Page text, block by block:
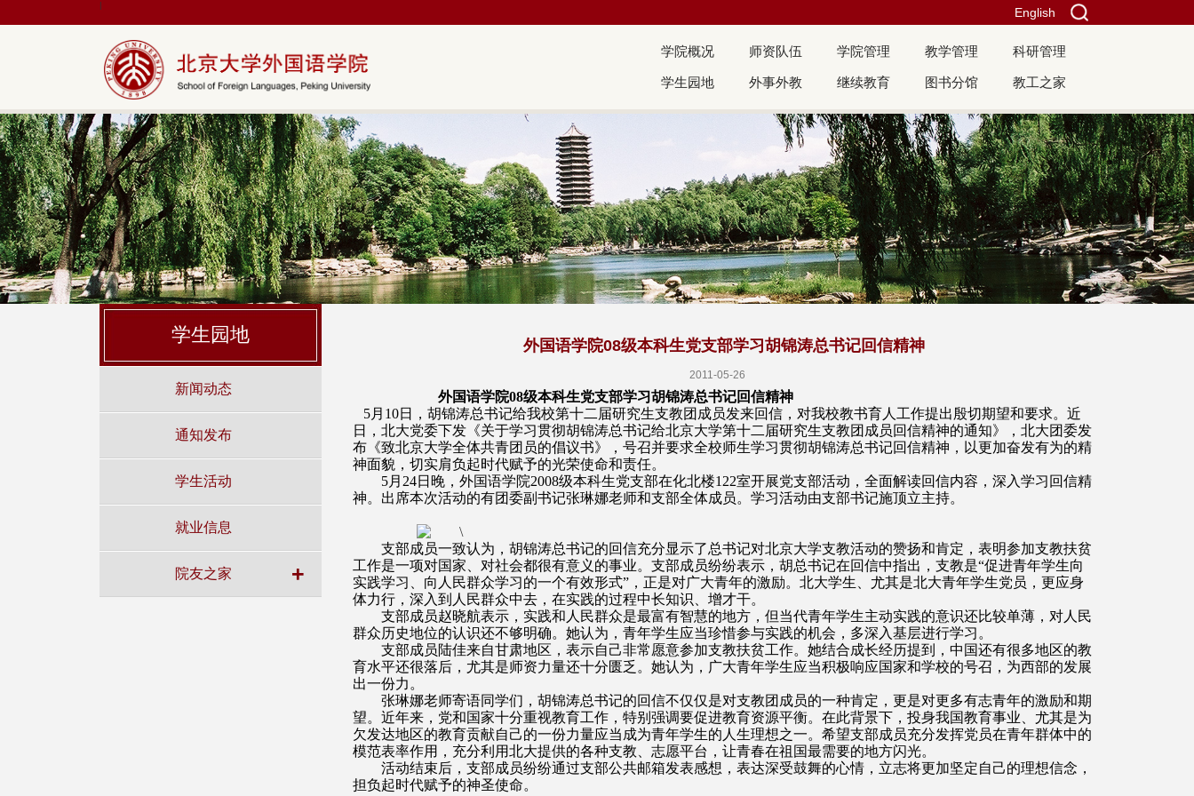
English
|
学院概况 师资队伍 学院管理 教学管理 科研管理
学生园地 外事外教 继续教育 图书分馆 教工之家
学生园地
新闻动态
通知发布
学生活动
就业信息
院友之家 +
外国语学院08级本科生党支部学习胡锦涛总书记回信精神
2011-05-26
外国语学院08级本科生党支部学习胡锦涛总书记回信精神
5月 10日，胡锦涛总书记给我校第十二届研究生支教团成员发来回信，对我校教书育人工作提出殷切期望和要求。近
日，北大党委下发《关于学习贯彻胡锦涛总书记给北京大学第十二届研究生支教团成员回信精神的通知》，北大团委发
布《致北京大学全体共青团员的倡议书》，号召并要求全校师生学习贯彻胡锦涛总书记回信精神，以更加奋发有为的精
神面貌，切实肩负起时代赋予的光荣使命和责任。
5月 24日晚，外国语学院2008级本科生党支部在化北楼122室开展党支部活动，全面解读回信内容，深入学习回信精
神。出席本次活动的有团委副书记张琳娜老师和支部全体成员。学习活动由支部书记施顶立主持。
支部成员一致认为，胡锦涛总书记的回信充分显示了总书记对北京大学支教活动的赞扬和肯定，表明参加支教扶贫
工作是一项对国家、对社会都很有意义的事业。支部成员纷纷表示，胡总书记在回信中指出，支教是“促进青年学生向
实践学习、向人民群众学习的一个有效形式”，正是对广大青年的激励。北大学生、尤其是北大青年学生党员，更应身
体力行，深入到人民群众中去，在实践的过程中长知识、增才干。
支部成员赵晓航表示，实践和人民群众是最富有智慧的地方，但当代青年学生主动实践的意识还比较单薄，对人民
群众历史地位的认识还不够明确。她认为，青年学生应当珍惜参与实践的机会，多深入基层进行学习。
支部成员陆佳来自甘肃地区，表示自己非常愿意参加支教扶贫工作。她结合成长经历提到，中国还有很多地区的教
育水平还很落后，尤其是师资力量还十分匮乏。她认为，广大青年学生应当积极响应国家和学校的号召，为西部的发展
出一份力。
张琳娜老师寄语同学们，胡锦涛总书记的回信不仅仅是对支教团成员的一种肯定，更是对更多有志青年的激励和期
望。近年来，党和国家十分重视教育工作，特别强调要促进教育资源平衡。在此背景下，投身我国教育事业、尤其是为
欠发达地区的教育贡献自己的一份力量应当成为青年学生的人生理想之一。希望支部成员充分发挥党员在青年群体中的
模范表率作用，充分利用北大提供的各种支教、志愿平台，让青春在祖国最需要的地方闪光。
活动结束后，支部成员纷纷通过支部公共邮箱发表感想，表达深受鼓舞的心情，立志将更加坚定自己的理想信念，
担负起时代赋予的神圣使命。